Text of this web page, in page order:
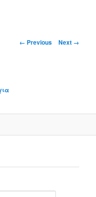
Image
← Previous Next →